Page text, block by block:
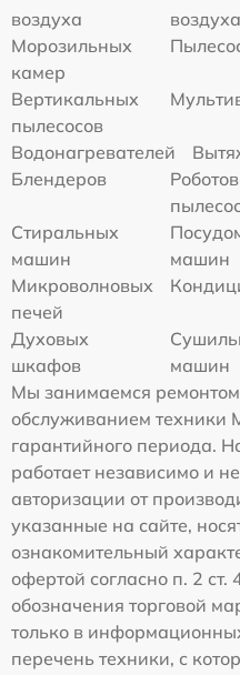
воздуха
воздуха
Морозильных
камер
Вертикальных
пылесосов
Водонагревателей
Блендеров
Стиральных
машин
машин
Микроволновых
печей
Духовых
шкафов
машин
Мы занимаемся
обслуживанием техники
гарантийного периода.
работает независимо и
авторизации от
указанные на сайте,
ознакомительный
офертой согласно п. 2
обозначения торговой
только в
перечень техники, с